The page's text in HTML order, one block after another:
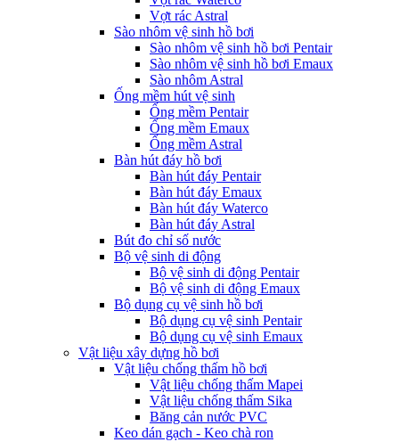
Vợt rác Astral
Sào nhôm vệ sinh hồ bơi
Sào nhôm vệ sinh hồ bơi Pentair
Sào nhôm vệ sinh hồ bơi Emaux
Sào nhôm Astral
Ống mềm hút vệ sinh
Ống mềm Pentair
Ống mềm Emaux
Ống mềm Astral
Bàn hút đáy hồ bơi
Bàn hút đáy Pentair
Bàn hút đáy Emaux
Bàn hút đáy Waterco
Bàn hút đáy Astral
Bút đo chỉ số nước
Bộ vệ sinh di động
Bộ vệ sinh di động Pentair
Bộ vệ sinh di động Emaux
Bộ dụng cụ vệ sinh hồ bơi
Bộ dụng cụ vệ sinh Pentair
Bộ dụng cụ vệ sinh Emaux
Vật liệu xây dựng hồ bơi
Vật liệu chống thấm hồ bơi
Vật liệu chống thấm Mapei
Vật liệu chống thấm Sika
Băng cản nước PVC
Keo dán gạch - Keo chà ron